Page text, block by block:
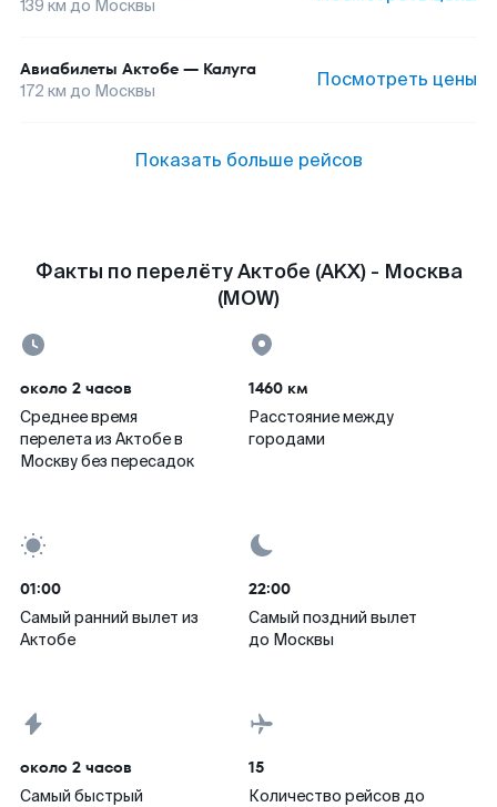
139 км до Москвы
Авиабилеты Актобе — Калуга
172 км до Москвы Посмотреть цены
Показать больше рейсов
Факты по перелёту Актобе (AKX) - Москва
(MOW)
около 2 часов
Среднее время
перелета из Актобе в
Москву без пересадок
1460 км
Расстояние между
городами
01:00
Самый ранний вылет из
Актобе
22:00
Самый поздний вылет
до Москвы
около 2 часов
Самый быстрый
15
Количество рейсов до